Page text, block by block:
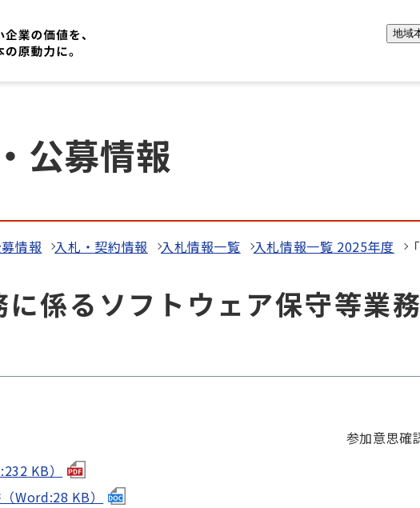
地域
公募情報
情報 入札・契約情報 入札情報一覧 入札情報一覧 2025年度
に係るソフトウェア保守等業
参加意思確
KB）
Word:28 KB）